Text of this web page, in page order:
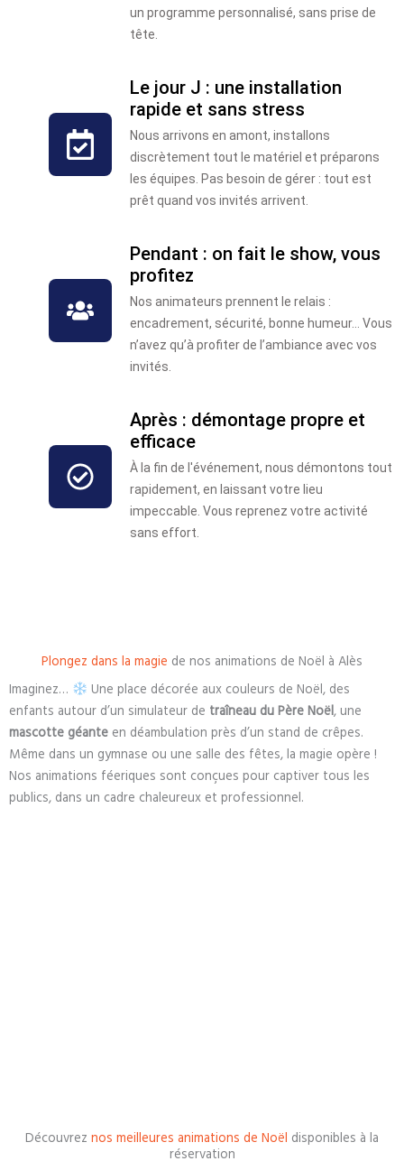
un programme personnalisé, sans prise de
tête.
Le jour J : une installation
rapide et sans stress
Nous arrivons en amont, installons
discrètement tout le matériel et préparons
les équipes. Pas besoin de gérer : tout est
prêt quand vos invités arrivent.
Pendant : on fait le show, vous
profitez
Nos animateurs prennent le relais :
encadrement, sécurité, bonne humeur… Vous
n’avez qu’à profiter de l’ambiance avec vos
invités.
Après : démontage propre et
efficace
À la fin de l'événement, nous démontons tout
rapidement, en laissant votre lieu
impeccable. Vous reprenez votre activité
sans effort.
Plongez dans la magie de nos animations de Noël à Alès
Imaginez…
Une place décorée aux couleurs de Noël, des
enfants autour d’un simulateur de traîneau du Père Noël, une
mascotte géante en déambulation près d’un stand de crêpes.
Même dans un gymnase ou une salle des fêtes, la magie opère !
Nos animations féeriques sont conçues pour captiver tous les
publics, dans un cadre chaleureux et professionnel.
Découvrez nos meilleures animations de Noël disponibles à la
réservation